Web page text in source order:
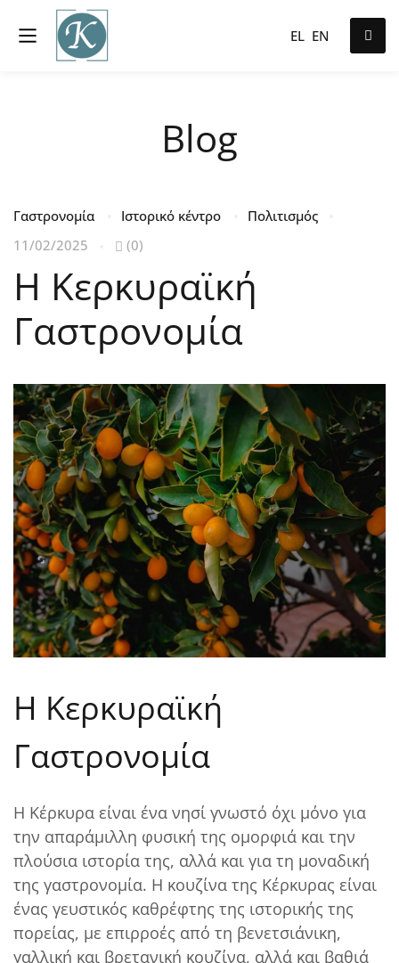
EL EN
Blog
Γαστρονομία Ιστορικό κέντρο
Πολιτισμός
11/02/2025
(0)
Η Κερκυραϊκή
Γαστρονομία
Η Κερκυραϊκή
Γαστρονομία
Η Κέρκυρα είναι ένα νησί γνωστό όχι μόνο για
την απαράμιλλη φυσική της ομορφιά και την
πλούσια ιστορία της, αλλά και για τη μοναδική
της γαστρονομία. Η κουζίνα της Κέρκυρας είναι
ένας γευστικός καθρέφτης της ιστορικής της
πορείας, με επιρροές από τη βενετσιάνικη,
γαλλική και βρετανική κουζίνα, αλλά και βαθιά